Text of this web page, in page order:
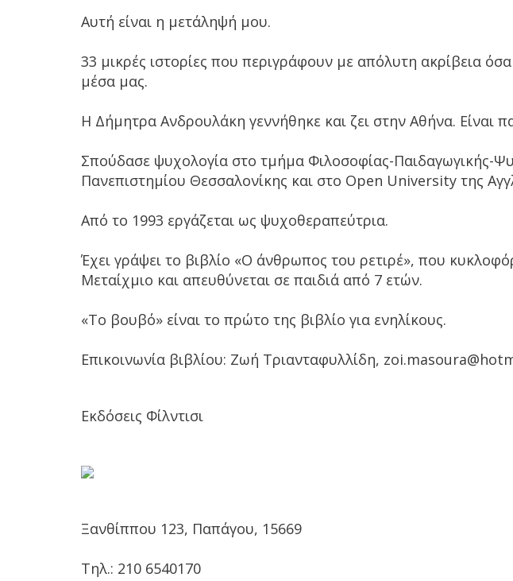
Αυτή είναι η μετάληψή μου.
33 μικρές ιστορίες που περιγράφουν με απόλυτη ακρίβεια
μέσα μας.
Η Δήμητρα Ανδρουλάκη γεν­νήθηκε και ζει στην Αθήνα. Είναι
Σπούδασε ψυχολογία στο τμήμα Φιλοσοφίας-Παιδα­γωγικής-
Πανεπιστη­μίου Θεσσαλονίκης και στο Open University της
Από το 1993 εργάζεται ως ψυχοθεραπεύτρια.
Έχει γράψει το βιβλίο «Ο άνθρωπος του ρετιρέ», που
Μεταίχμιο και απευθύ­νεται σε παιδιά από 7 ετών.
«Το βουβό» είναι το πρώτο της βι­βλίο για ενηλίκους.
Επικοινωνία βιβλίου: Ζωή Τριανταφυλλίδη,
Εκδόσεις Φίλντισι
Ξανθίππου 123, Παπάγου, 15669
Τηλ.: 210 6540170